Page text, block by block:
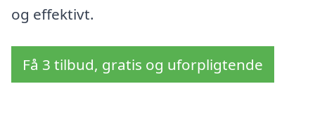
og effektivt.
Få 3 tilbud, gratis og uforpligtende